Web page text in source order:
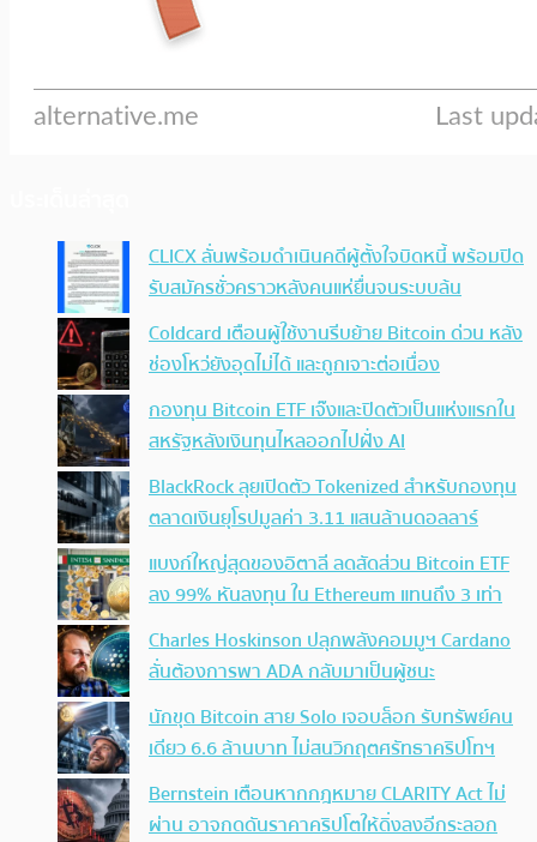
CLICX ลั่นพร้อมดำเนินคดีผู้ตั้งใจบิดหนี้ พร้อมปิด
รับสมัครชั่วคราวหลังคนแห่ยื่นจนระบบล้น
Coldcard เตือนผู้ใช้งานรีบย้าย Bitcoin ด่วน หลัง
ช่องโหว่ยังอุดไม่ได้ และถูกเจาะต่อเนื่อง
กองทุน Bitcoin ETF เจ๊งและปิดตัวเป็นแห่งแรกใน
สหรัฐหลังเงินทุนไหลออกไปฝั่ง AI
BlackRock ลุยเปิดตัว Tokenized สำหรับกองทุน
ตลาดเงินยุโรปมูลค่า 3.11 แสนล้านดอลลาร์
แบงก์ใหญ่สุดของอิตาลี ลดสัดส่วน Bitcoin ETF
ลง 99% หันลงทุน ใน Ethereum แทนถึง 3 เท่า
Charles Hoskinson ปลุกพลังคอมมูฯ Cardano
ลั่นต้องการพา ADA กลับมาเป็นผู้ชนะ
นักขุด Bitcoin สาย Solo เจอบล็อก รับทรัพย์คน
เดียว 6.6 ล้านบาท ไม่สนวิกฤตศรัทธาคริปโทฯ
Bernstein เตือนหากกฎหมาย CLARITY Act ไม่
ผ่าน อาจกดดันราคาคริปโตให้ดิ่งลงอีกระลอก